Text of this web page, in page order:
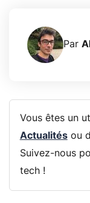
Par
Vous êtes un
Actualitésou
Suivez-nous
tech !